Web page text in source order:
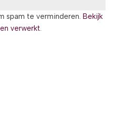
spam te verminderen. Bekijk
verwerkt.